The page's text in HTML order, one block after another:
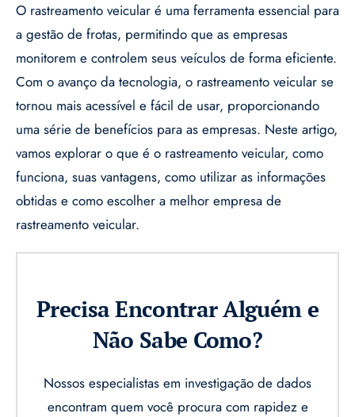
O rastreamento veicular é uma ferramenta essencial para
a gestão de frotas, permitindo que as empresas
monitorem e controlem seus veículos de forma eficiente.
Com o avanço da tecnologia, o rastreamento veicular se
tornou mais acessível e fácil de usar, proporcionando
uma série de benefícios para as empresas. Neste artigo,
vamos explorar o que é o rastreamento veicular, como
funciona, suas vantagens, como utilizar as informações
obtidas e como escolher a melhor empresa de
rastreamento veicular.
Precisa Encontrar Alguém e
Não Sabe Como?
Nossos especialistas em investigação de dados
encontram quem você procura com rapidez e